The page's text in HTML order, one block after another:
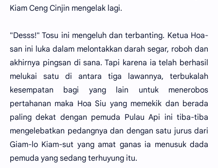
Kiam Ceng Cinjin mengelak lagi.
"Desss!" Tosu ini mengeluh dan terbanting. Ketua Hoa-
san ini luka dalam melontakkan darah segar, roboh dan
akhirnya pingsan di sana. Tapi karena ia telah berhasil
melukai satu di antara tiga lawannya, terbukalah
kesempatan bagi yang lain untuk menerobos
pertahanan maka Hoa Siu yang memekik dan berada
paling dekat dengan pemuda Pulau Api ini tiba-tiba
mengelebatkan pedangnya dan dengan satu jurus dari
Giam-lo Kiam-sut yang amat ganas ia menusuk dada
pemuda yang sedang terhuyung itu.